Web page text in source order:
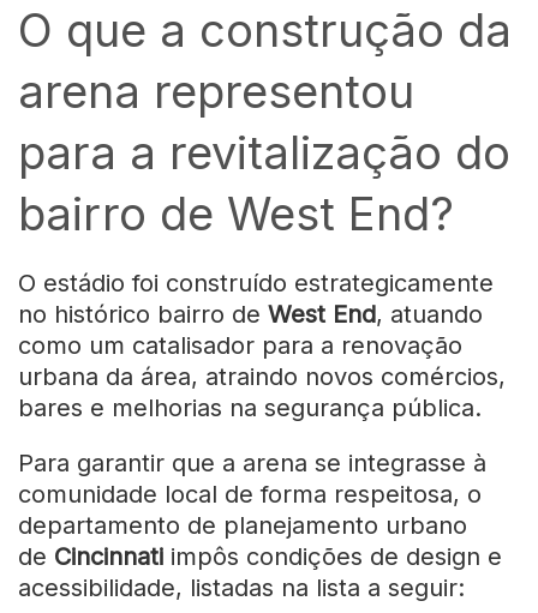
O que a construção da
arena representou
para a revitalização do
bairro de West End?
O estádio foi construído estrategicamente
no histórico bairro de West End, atuando
como um catalisador para a renovação
urbana da área, atraindo novos comércios,
bares e melhorias na segurança pública.
Para garantir que a arena se integrasse à
comunidade local de forma respeitosa, o
departamento de planejamento urbano
de Cincinnati impôs condições de design e
acessibilidade, listadas na lista a seguir: